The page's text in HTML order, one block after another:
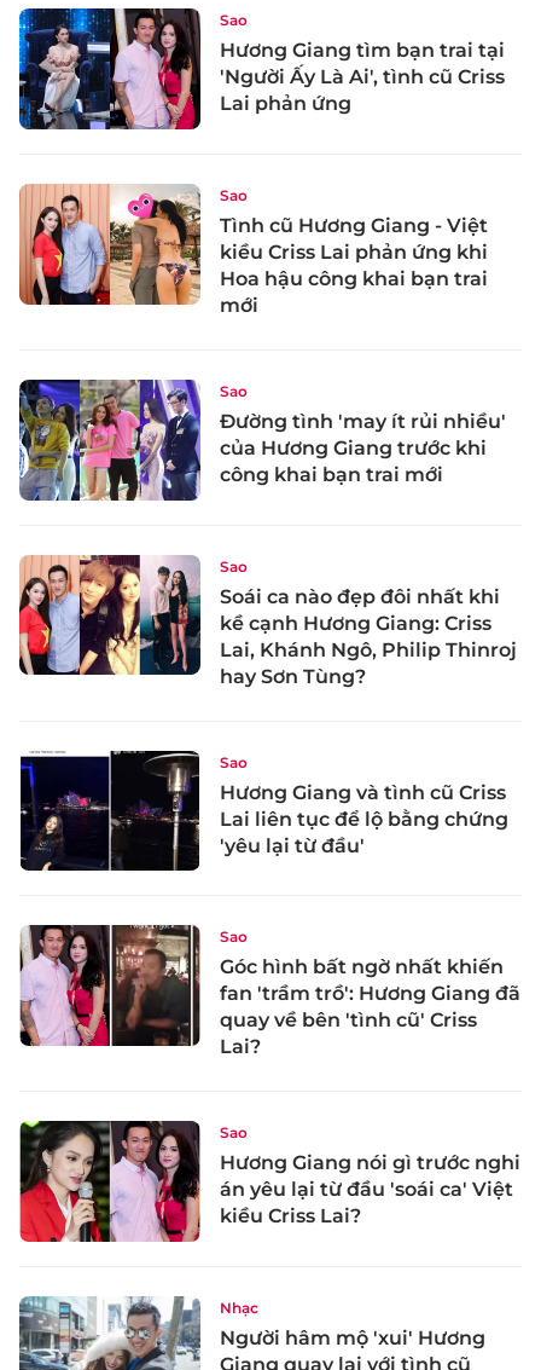
Sao
Hương Giang tìm bạn trai tại
'Người Ấy Là Ai', tình cũ Criss
Lai phản ứng
Sao
Tình cũ Hương Giang - Việt
kiều Criss Lai phản ứng khi
Hoa hậu công khai bạn trai
mới
Sao
Đường tình 'may ít rủi nhiều'
của Hương Giang trước khi
công khai bạn trai mới
Sao
Soái ca nào đẹp đôi nhất khi
kề cạnh Hương Giang: Criss
Lai, Khánh Ngô, Philip Thinroj
hay Sơn Tùng?
Sao
Hương Giang và tình cũ Criss
Lai liên tục để lộ bằng chứng
'yêu lại từ đầu'
Sao
Góc hình bất ngờ nhất khiến
fan 'trầm trồ': Hương Giang đã
quay về bên 'tình cũ' Criss
Lai?
Sao
Hương Giang nói gì trước nghi
án yêu lại từ đầu 'soái ca' Việt
kiều Criss Lai?
Nhạc
Người hâm mộ 'xui' Hương
Giang quay lại với tình cũ